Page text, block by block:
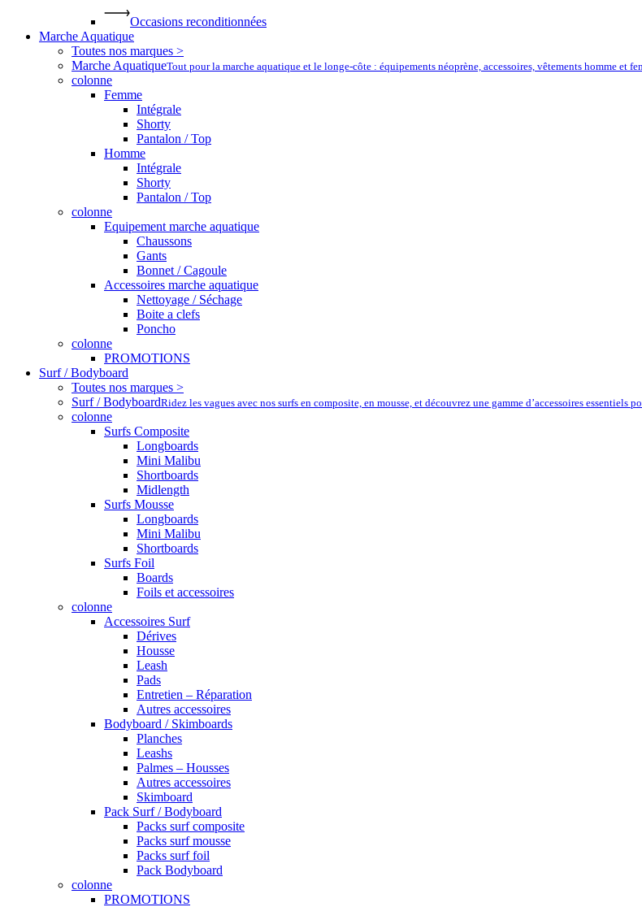
Occasions reconditionnées
Marche Aquatique
Toutes nos marques >
Marche AquatiqueTout pour la marche aquatique et le longe-côte : équipements néoprène, accessoires, vêtements homme et
colonne
Femme
Intégrale
Shorty
Pantalon / Top
Homme
Intégrale
Shorty
Pantalon / Top
colonne
Equipement marche aquatique
Chaussons
Gants
Bonnet / Cagoule
Accessoires marche aquatique
Nettoyage / Séchage
Boite a clefs
Poncho
colonne
PROMOTIONS
Surf / Bodyboard
Toutes nos marques >
Surf / BodyboardRidez les vagues avec nos surfs en composite, en mousse, et découvrez une gamme d’accessoires essentiels
colonne
Surfs Composite
Longboards
Mini Malibu
Shortboards
Midlength
Surfs Mousse
Longboards
Mini Malibu
Shortboards
Surfs Foil
Boards
Foils et accessoires
colonne
Accessoires Surf
Dérives
Housse
Leash
Pads
Entretien – Réparation
Autres accessoires
Bodyboard / Skimboards
Planches
Leashs
Palmes – Housses
Autres accessoires
Skimboard
Pack Surf / Bodyboard
Packs surf composite
Packs surf mousse
Packs surf foil
Pack Bodyboard
colonne
PROMOTIONS